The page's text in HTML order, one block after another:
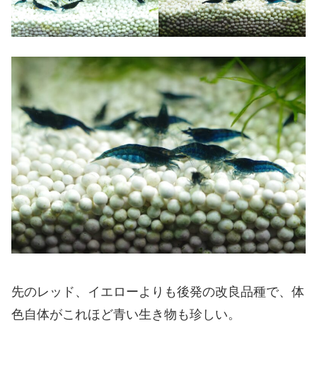
先のレッド、イエローよりも後発の改良品種で、体
色自体がこれほど青い生き物も珍しい。